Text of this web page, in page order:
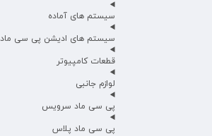
سیستم های آماده
سیستم های ادیشن پی سی ماد
قطعات کامپیوتر
لوازم جانبی
پی سی ماد سرویس
پی سی ماد پلاس